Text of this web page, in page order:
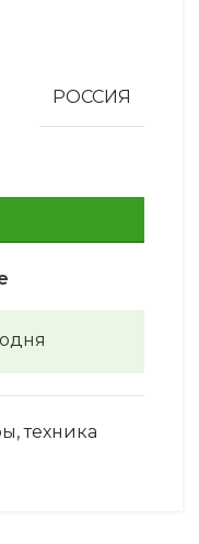
РОССИЯ
техника